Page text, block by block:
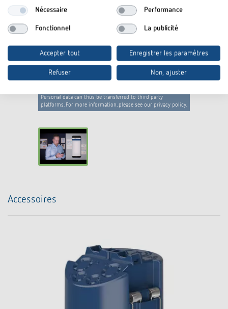
Personal data can thus be transferred to third party
platforms. For more information, please see our privacy policy.
Accessoires
Nécessaire Performance
Fonctionnel La publicité
Accepter tout Enregistrer les paramètres
Refuser Non, ajuster